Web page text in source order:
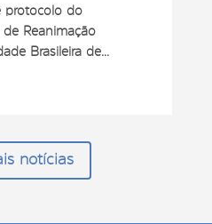
protocolo do
de Reanimação
Brasileira de...
notícias